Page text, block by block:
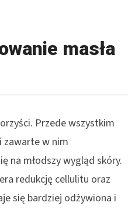
masła
Przede wszystkim
zawarte w nim
na młodszy wygląd skóry.
redukcję cellulitu oraz
się bardziej odżywiona i